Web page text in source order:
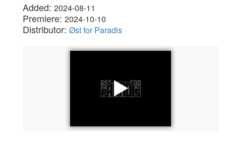
Added: 2024-08-11
Premiere: 2024-10-10
Distributor: Øst for Paradis